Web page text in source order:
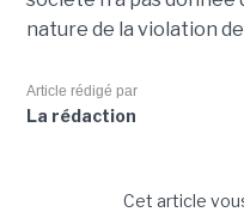
nature de la violation
Article rédigé par
La rédaction
Cet article